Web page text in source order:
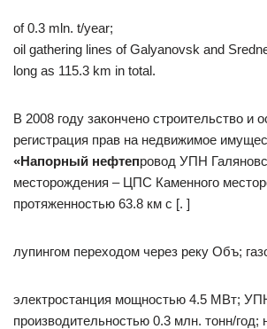
of 0.3 mln. t/year;
oil gathering lines of Galyanovsk and
long as 115.3 km in total.
В 2008 году закончено строительство и
регистрация прав на недвижимое
«Напорный нефтепровод УПН
месторождения – ЦПС Каменного
протяженностью 63.8 км с [. ]
лупингом переходом через реку Объ;
электростанция мощностью 4.5 МВт;
производительностью 0.3 млн. тонн/